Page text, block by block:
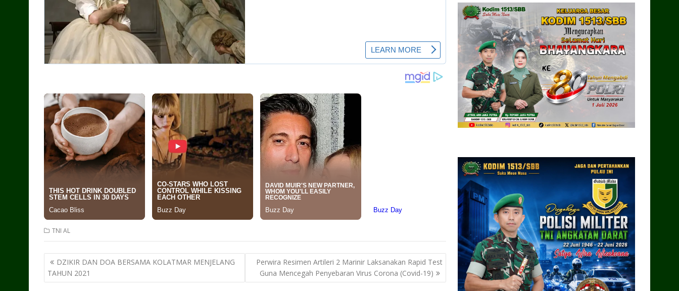
TNI AL
Post
navigation
DZIKIR DAN DOA BERSAMA KOLATMAR MENJELANG
TAHUN 2021
Perwira Resimen Artileri 2 Marinir Laksanakan Rapid Test
Guna Mencegah Penyebaran Virus Corona (Covid-19)